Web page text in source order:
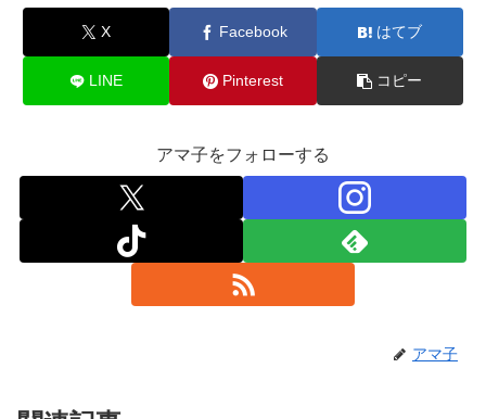
o
o
k
o
n
X Facebook はてブ
LINE Pinterest コピー
アマ子をフォローする
アマ子